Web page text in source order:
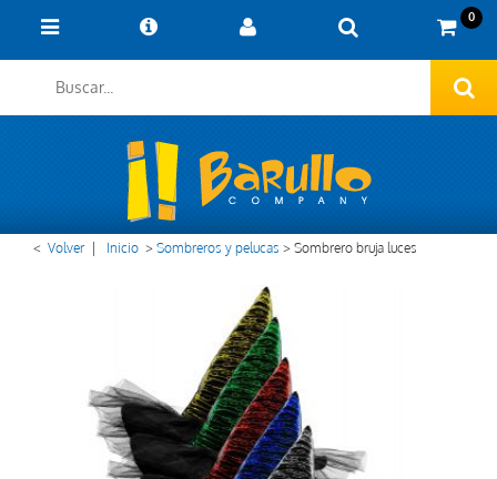
0
< Volver Inicio >Sombreros y pelucas >Sombrero bruja luces